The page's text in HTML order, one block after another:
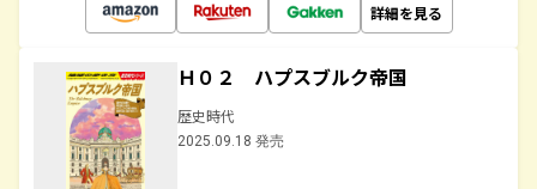
詳細を見る
Ｈ０２ ハプスブルク帝国
歴史時代
2025.09.18 発売